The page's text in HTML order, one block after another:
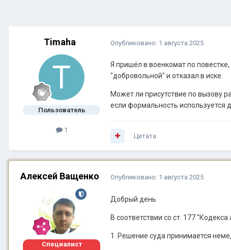
Timaha
Пользователь
1
Опубликовано: 1 августа 2025
Я пришёл в военкомат по
"добровольной" и отказал в иске.
Может ли присутствие по вызову
если формальность используется
Цитата
Алексей Ващенко
Специалист
Опубликовано: 1 августа 2025
Добрый день
В соответствии со ст. 177
1. Решение суда принимается